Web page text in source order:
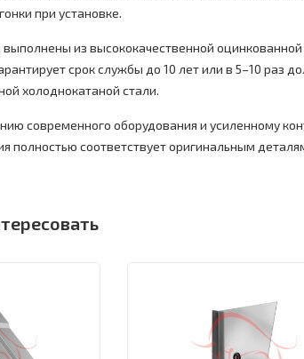
при установке.
из высококачественной оцинкованной
срок службы до 10 лет или в 5–10 раз
холоднокатаной стали.
современного оборудования и усиленному
полностью соответствует оригинальным